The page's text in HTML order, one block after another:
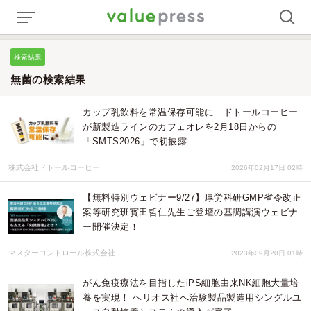
検索結果
無菌の検索結果
カップ乳飲料を常温保存可能に ドトールコーヒー
が新製造ラインのカフェオレを2月18日からの
「SMTS2026」で初披露
株式会社ドトールコーヒー 2026年02月17日 02時
【無料特別ウェビナー9/27】厚労科研GMP省令改正
案等研究班寳田哲仁先生ご登壇の基調講演ウェビナ
ー開催決定！
マスターコントロール株式会社 2023年09月20日 01時
がん免疫療法を目指したiPS細胞由来NK細胞大量培
養を実現！ ヘリオス社へ治験製品製造用シングルユ